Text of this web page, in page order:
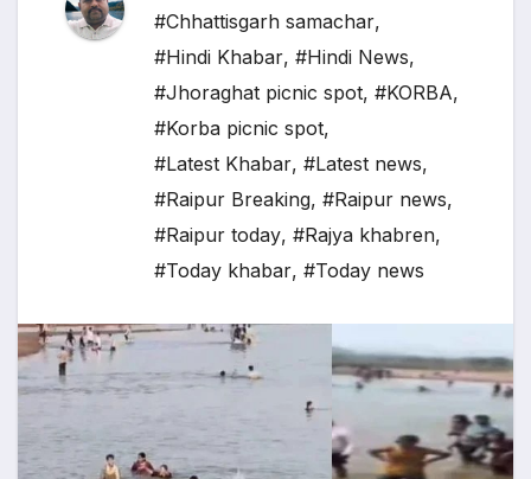
#Chhattisgarh samachar,
#Hindi Khabar, #Hindi News,
#Jhoraghat picnic spot, #KORBA,
#Korba picnic spot,
#Latest Khabar, #Latest news,
#Raipur Breaking, #Raipur news,
#Raipur today, #Rajya khabren,
#Today khabar, #Today news